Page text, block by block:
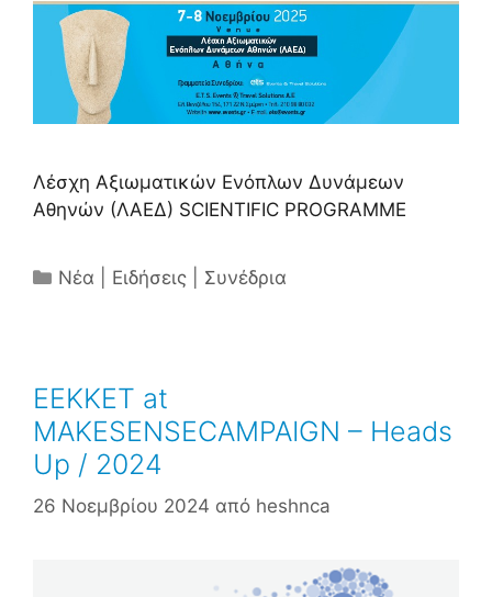
Λέσχη Αξιωματικών Ενόπλων Δυνάμεων
Αθηνών (ΛΑΕΔ) SCIENTIFIC PROGRAMME
Κατηγορίες
Νέα | Ειδήσεις | Συνέδρια
ΕΕΚΚΕΤ at
MAKESENSECAMPAIGN – Heads
Up / 2024
26 Νοεμβρίου 2024 από heshnca